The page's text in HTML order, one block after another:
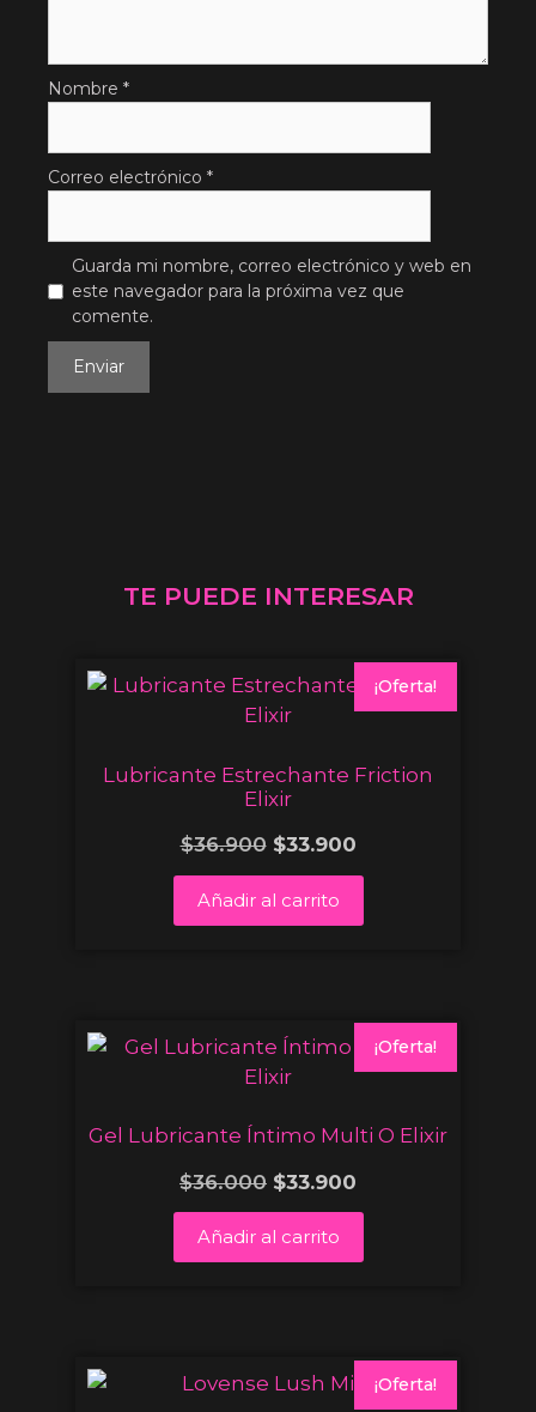
Nombre *
Correo electrónico *
Guarda mi nombre, correo electrónico y web en
este navegador para la próxima vez que
comente.
TE PUEDE INTERESAR
¡Oferta!
Lubricante Estrechante Friction
Elixir
$36.900 $33.900
Añadir al carrito
¡Oferta!
Gel Lubricante Íntimo Multi O Elixir
$36.000 $33.900
Añadir al carrito
¡Oferta!